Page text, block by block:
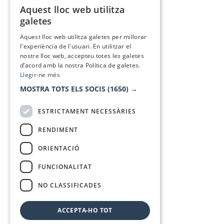
Aquest lloc web utilitza
galetes
Aquest lloc web utilitza galetes per millorar
l'experiència de l'usuari. En utilitzar el
nostre lloc web, accepteu totes les galetes
d’acord amb la nostra Política de galetes.
Llegir-ne més
MOSTRA TOTS ELS SOCIS (1650) →
ESTRICTAMENT NECESSÀRIES
RENDIMENT
ORIENTACIÓ
FUNCIONALITAT
NO CLASSIFICADES
ACCEPTA-HO TOT